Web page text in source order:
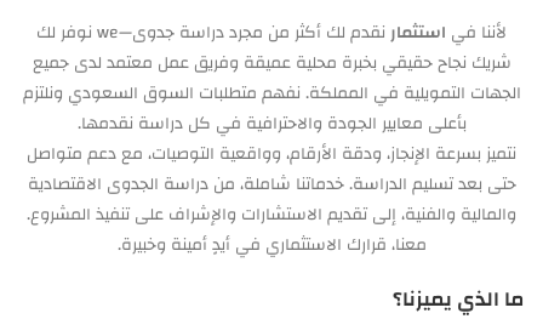
لأننا في استثمار
نقدم لك أكثر من مجرد دراسة جدوى—we نوفر لك
شريك نجاح حقيقي بخبرة محلية عميقة وفريق عمل معتمد لدى جميع
الجهات التمويلية في المملكة. نفهم متطلبات السوق السعودي ونلتزم
بأعلى معايير الجودة والاحترافية في كل دراسة نقدمها.
نتميز بسرعة الإنجاز، ودقة الأرقام، وواقعية التوصيات، مع دعم متواصل
حتى بعد تسليم الدراسة. خدماتنا شاملة، من دراسة الجدوى الاقتصادية
والمالية والفنية، إلى تقديم الاستشارات والإشراف على تنفيذ المشروع.
معنا، قرارك الاستثماري في أيدٍ أمينة وخبيرة.
ما الذي يميزنا؟